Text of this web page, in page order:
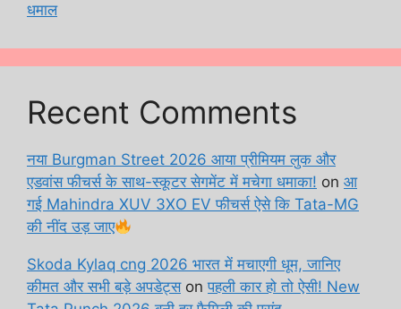
धमाल
Recent Comments
नया Burgman Street 2026 आया प्रीमियम लुक और
एडवांस फीचर्स के साथ-स्कूटर सेगमेंट में मचेगा धमाका! on आ
गई Mahindra XUV 3XO EV फीचर्स ऐसे कि Tata-MG
की नींद उड़ जाए
Skoda Kylaq cng 2026 भारत में मचाएगी धूम, जानिए
कीमत और सभी बड़े अपडेट्सonपहली कार हो तो ऐसी! New